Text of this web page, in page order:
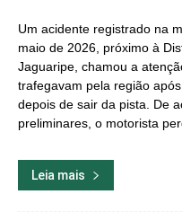
Um acidente registrado na
maio de 2026, próximo à
Jaguaripe, chamou a
trafegavam pela região
depois de sair da pista. De
preliminares, o motorista
Leia mais